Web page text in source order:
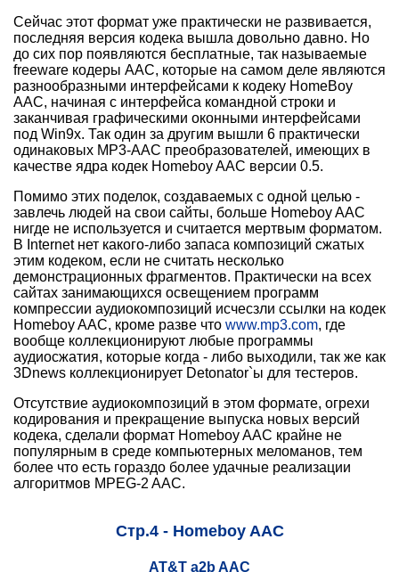
Сейчас этот формат уже практически не развивается,
последняя версия кодека вышла довольно давно. Но
до сих пор появляются бесплатные, так называемые
freeware кодеры AAC, которые на самом деле являются
разнообразными интерфейсами к кодеку HomeBoy
AAC, начиная с интерфейса командной строки и
заканчивая графическими оконными интерфейсами
под Win9x. Так один за другим вышли 6 практически
одинаковых MP3-AAC преобразователей, имеющих в
качестве ядра кодек Homeboy AAC версии 0.5.
Помимо этих поделок, создаваемых с одной целью -
завлечь людей на свои сайты, больше Homeboy AAC
нигде не используется и считается мертвым форматом.
В Internet нет какого-либо запаса композиций сжатых
этим кодеком, если не считать несколько
демонстрационных фрагментов. Практически на всех
сайтах занимающихся освещением программ
компрессии аудиокомпозиций исчесзли ссылки на кодек
Homeboy AAC, кроме разве что www.mp3.com, где
вообще коллекционируют любые программы
аудиосжатия, которые когда - либо выходили, так же как
3Dnews коллекционирует Detonator`ы для тестеров.
Отсутствие аудиокомпозиций в этом формате, огрехи
кодирования и прекращение выпуска новых версий
кодека, сделали формат Homeboy AAC крайне не
популярным в среде компьютерных меломанов, тем
более что есть гораздо более удачные реализации
алгоритмов MPEG-2 AAC.
Стр.4 - Homeboy AAC
AT&T a2b AAC